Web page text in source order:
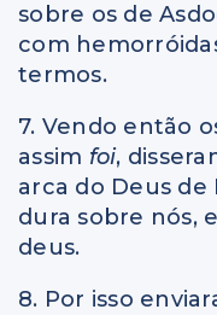
sobre os de
com
termos.
7. Vendo então
assim foi,
arca do Deus de
dura sobre nós,
deus.
8. Por isso